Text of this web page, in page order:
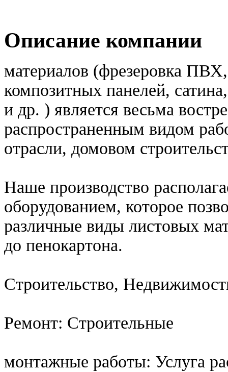
Описание компании
материалов (фрезеровка
композитных панелей,
и др. ) является весьма
распространенным видом
отрасли, домовом
Наше производство
оборудованием, которое
различные виды листовых
до пенокартона.
Строительство,
Ремонт: Строительные
монтажные работы: Услуга